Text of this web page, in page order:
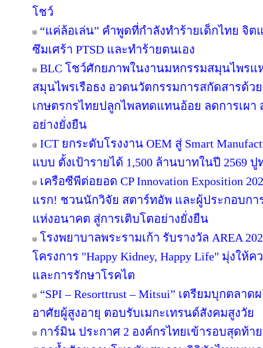
โชว์
“แค่ล้อเล่น” คำพูดที่กำลังทำร้ายเด็กไทย จิต
ซึมเศร้า PTSD และทำร้ายตนเอง
BLC โชว์ศักยภาพในงานมหกรรมสมุนไพรแ
สมุนไพรเรือธง อวดนวัตกรรมการสกัดสารด้ว
เกษตรกรไทยปลูกไพลทดแทนอ้อย ลดการเผา
อย่างยั่งยืน
ICT ยกระดับโรงงาน OEM สู่ Smart
แบบ ตั้งเป้ารายได้ 1,500 ล้านบาทในปี 2569
เครือซีพีต่อยอด CP Innovation Exposition
แรก! ชวนนักวิจัย สตาร์ทอัพ และผู้ประกอบกา
แห่งอนาคต สู่การเติบโตอย่างยั่งยืน
โรงพยาบาลพระรามเก้า รับรางวัล AREA
โครงการ "Happy Kidney, Happy Life" มุ่งใ
และการรักษาโรคไต
“SPI – Resorttrust – Mitsui” เตรียมบุกตล
อาศัยผู้สูงอายุ ตอบรับเมกะเทรนด์สังคมสูงวัย
การ์มิน ประกาศ 2 องค์กรไทยเข้ารอบสุดท้าย